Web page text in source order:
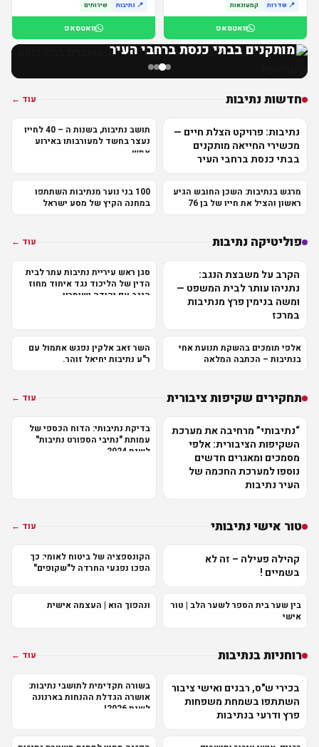
📍 שדרות קמעונאות
וואטסאפ
📍 נתיבות שירותים
וואטסאפ
חדשות נתיבות
נתיבות: פרויקט הצלת חיים — מכשירי החייאה
מותקנים בבתי כנסת ברחבי העיר
חדשות נתיבות עוד ←
נתיבות: פרויקט הצלת חיים —
מכשירי החייאה מותקנים
בבתי כנסת ברחבי העיר
תושב נתיבות, בשנות ה – 40 לחייו
נעצר בחשד למעורבותו באירוע
אמש
מרגש בנתיבות: השכן החובש הגיע
ראשון והציל את חייו של בן 76
100 בני נוער מנתיבות השתתפו
במחנה הקיץ של מסע ישראל
פוליטיקה נתיבות עוד ←
הקרב על משבצת הנגב:
נתניהו עותר לבית המשפט —
ומשה בנימין פרץ מנתיבות
במרכז
סגן ראש עיריית נתיבות עתר לבית
הדין של הליכוד נגד איחוד מחוז
הנגב עם יהודה ושומרון
אלפי תומכים בהשקת תנועת אחי
בנתיבות – הכתבה המלאה
השר זאב אלקין נפגש אתמול עם
ר"ע נתיבות יחיאל זוהר.
תחקירים שקיפות ציבורית עוד ←
“נתיבותי” מרחיבה את מערכת
השקיפות הציבורית: אלפי
מסמכים ומאגרים חדשים
נוספו למערכת החכמה של
העיר נתיבות
בדיקת נתיבותי: הדוח הכספי של
עמותת "נתיבי הספורט נתיבות"
לשנת 2024
טור אישי נתיבותי עוד ←
קהילה פעילה – זה לא
בשמיים !
הקונספציה של ביטוח לאומי: כך
הפכו נפגעי החרדה ל"שקופים"
בין שער בית הספר לשער הלב | טור
אישי
ונהפוך הוא | העצמה אישית
רוחניות בנתיבות עוד ←
בכירי ש"ס, רבנים ואישי ציבור
השתתפו בשמחת משפחות
פרץ ודרעי בנתיבות
בשורה תקדימית לתושבי נתיבות:
אושרה הגדלת ההנחות בארנונה
לשנת 2026!